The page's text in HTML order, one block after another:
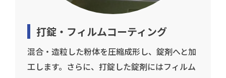
打錠・フィルムコーティング
混合・造粒した粉体を圧縮成形し、錠剤へと加
工します。さらに、打錠した錠剤にはフィルム